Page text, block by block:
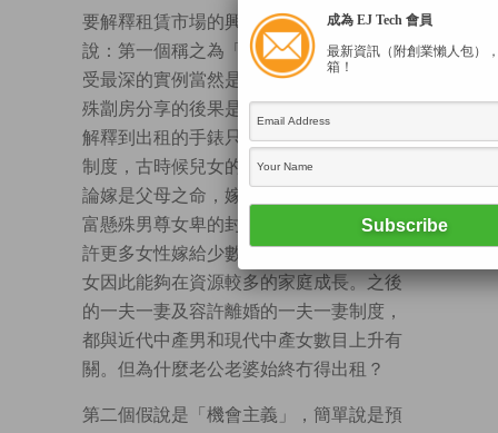
要解釋租賃市場的興或衰，我提出了3個假
說：第一個稱之為「收入效應」，港人感
受最深的實例當然是買唔起樓，貧富愈懸
殊劏房分享的後果是愈住愈迫。同樣邏輯
解釋到出租的手錶只有貴價貨。至於婚姻
制度，古時候兒女的產權屬於父母，談婚
論嫁是父母之命，嫁妝禮金少不了。在貧
富懸殊男尊女卑的封建社會，一夫多妻容
許更多女性嫁給少數富有的男性，更多子
女因此能夠在資源較多的家庭成長。之後
的一夫一妻及容許離婚的一夫一妻制度，
都與近代中產男和現代中產女數目上升有
關。但為什麼老公老婆始終冇得出租？
第二個假說是「機會主義」，簡單說是預
成為 EJ Tech 會員
最新資訊（附創業懶人包）
箱！